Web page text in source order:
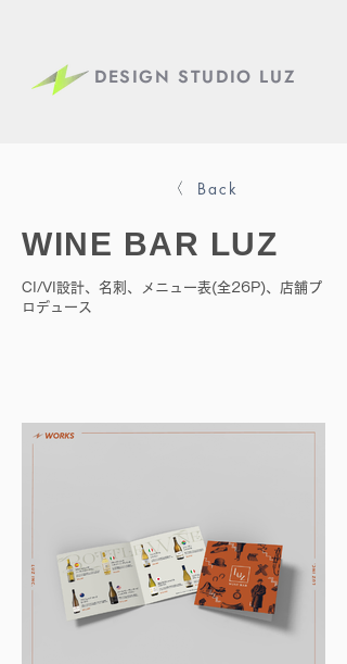
DESIGN STUDIO LUZ
Back
WINE BAR LUZ
CI/VI設計、名刺、メニュー表(全26P)、店舗プ
ロデュース